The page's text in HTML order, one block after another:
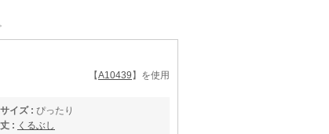
【A10439 】を使用
サイズ : ぴったり
丈 : くるぶし